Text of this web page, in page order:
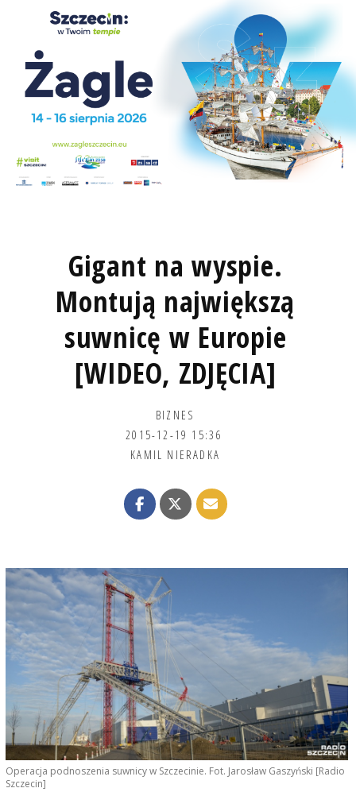
Gigant na wyspie.
Montują największą
suwnicę w Europie
[WIDEO, ZDJĘCIA]
BIZNES
2015-12-19 15:36
KAMIL NIERADKA
Operacja podnoszenia suwnicy w Szczecinie. Fot. Jarosław Gaszyński [Radio
Szczecin]